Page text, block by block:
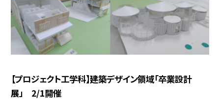
【プロジェクト工学科】建築デザイン領域「卒業設計
展」 2/1開催